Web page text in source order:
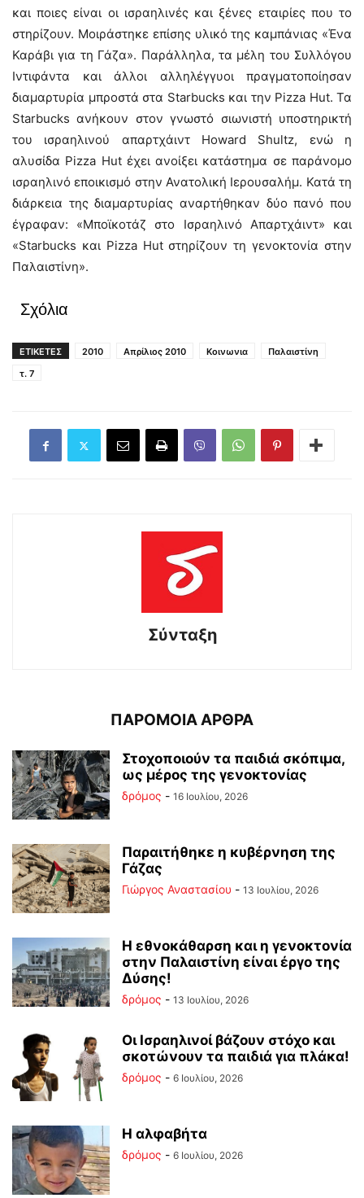
και ποιες είναι οι ισραηλινές και ξένες εταιρίες που το
στηρίζουν. Μοιράστηκε επίσης υλικό της καμπάνιας «Ένα
Καράβι για τη Γάζα». Παράλληλα, τα μέλη του Συλλόγου
Ιντιφάντα και άλλοι αλληλέγγυοι πραγματοποίησαν
διαμαρτυρία μπροστά στα Starbucks και την Pizza Hut. Τα
Starbucks ανήκουν στον γνωστό σιωνιστή υποστηρικτή
του ισραηλινού απαρτχάιντ Howard Shultz, ενώ η
αλυσίδα Pizza Hut έχει ανοίξει κατάστημα σε παράνομο
ισραηλινό εποικισμό στην Ανατολική Ιερουσαλήμ. Κατά τη
διάρκεια της διαμαρτυρίας αναρτήθηκαν δύο πανό που
έγραφαν: «Μποϊκοτάζ στο Ισραηλινό Απαρτχάιντ» και
«Starbucks και Pizza Hut στηρίζουν τη γενοκτονία στην
Παλαιστίνη».
Σχόλια
ΕΤΙΚΕΤΕΣ 2010 Απρίλιος 2010 Κοινωνια
Παλαιστίνη
τ. 7
Σύνταξη
ΠΑΡΟΜΟΙΑ ΑΡΘΡΑ
Στοχοποιούν τα παιδιά σκόπιμα,
ως μέρος της γενοκτονίας
δρόμος - 16 Ιουλίου, 2026
Παραιτήθηκε η κυβέρνηση της
Γάζας
Γιώργος Αναστασίου - 13 Ιουλίου, 2026
Η εθνοκάθαρση και η γενοκτονία
στην Παλαιστίνη είναι έργο της
Δύσης!
δρόμος - 13 Ιουλίου, 2026
Οι Ισραηλινοί βάζουν στόχο και
σκοτώνουν τα παιδιά για πλάκα!
δρόμος - 6 Ιουλίου, 2026
Η αλφαβήτα
δρόμος - 6 Ιουλίου, 2026